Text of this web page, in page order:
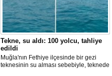
Tekne, su aldı: 100 yolcu, tahliye
edildi
Muğla'nın Fethiye ilçesinde bir gezi
teknesinin su alması sebebiyle, teknede